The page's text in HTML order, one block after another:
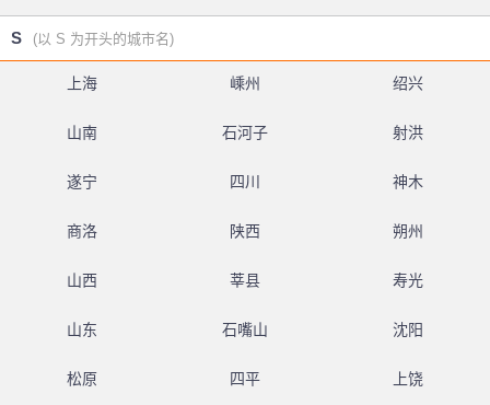
S (以 S 为开头的城市名)
上海 嵊州 绍兴
山南 石河子 射洪
遂宁 四川 神木
商洛 陕西 朔州
山西 莘县 寿光
山东 石嘴山 沈阳
松原 四平 上饶